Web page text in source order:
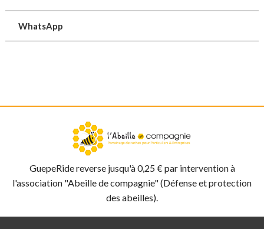
WhatsApp
GuepeRide reverse jusqu'à 0,25 € par intervention à
l'association "Abeille de compagnie" (Défense et protection
des abeilles).